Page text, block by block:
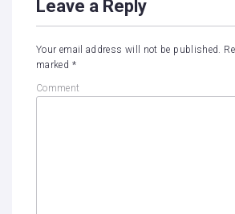
Leave a Reply
Your email address will not be published.
marked *
Comment